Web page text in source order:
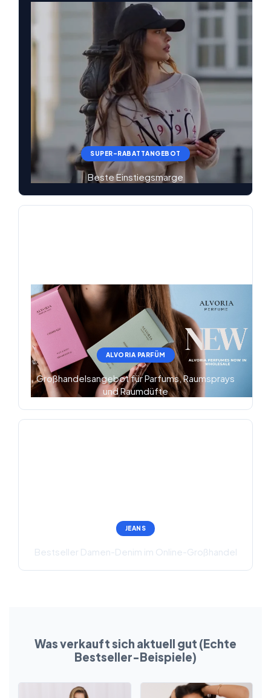
SUPER-RABATTANGEBOT
Beste Einstiegsmarge
ALVORIA PARFÜM
Großhandelsangebot für Parfums, Raumsprays
und Raumdüfte
JEANS
Bestseller Damen-Denim im Online-Großhandel
Was verkauft sich aktuell gut (Echte
Bestseller-Beispiele)